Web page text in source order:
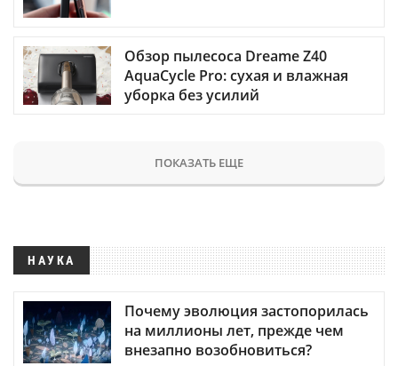
Обзор пылесоса Dreame Z40
AquaCycle Pro: сухая и влажная
уборка без усилий
ПОКАЗАТЬ ЕЩЕ
НАУКА
Почему эволюция застопорилась
на миллионы лет, прежде чем
внезапно возобновиться?